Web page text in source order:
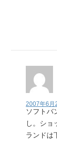
2007年6月
ソフトバ
し。ショ
ランドは